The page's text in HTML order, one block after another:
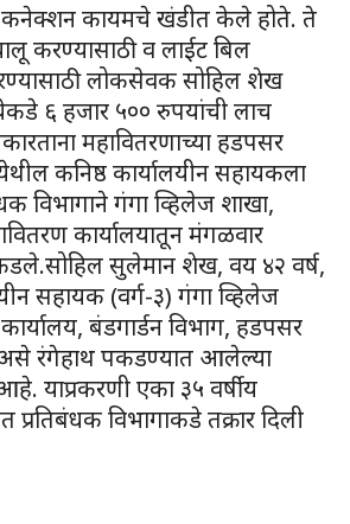
कनेक्शन कायमचे खंडीत केले होते. ते
करण्यासाठी व लाईट बिल
लोकसेवक सोहिल शेख
६ हजार ५०० रुपयांची लाच
महावितरणाच्या हडपसर
कनिष्ठ कार्यालयीन सहायकला
विभागाने गंगा व्हिलेज शाखा,
कार्यालयातून मंगळवार
सुलेमान शेख, वय ४२ वर्ष,
सहायक (वर्ग-३) गंगा व्हिलेज
बंडगार्डन विभाग, हडपसर
रंगेहाथ पकडण्यात आलेल्या
याप्रकरणी एका ३५ वर्षीय
विभागाकडे तक्रार दिली